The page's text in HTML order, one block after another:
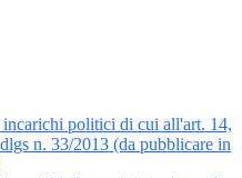
politici di cui all'art. 14,
n. 33/2013 (da pubblicare in